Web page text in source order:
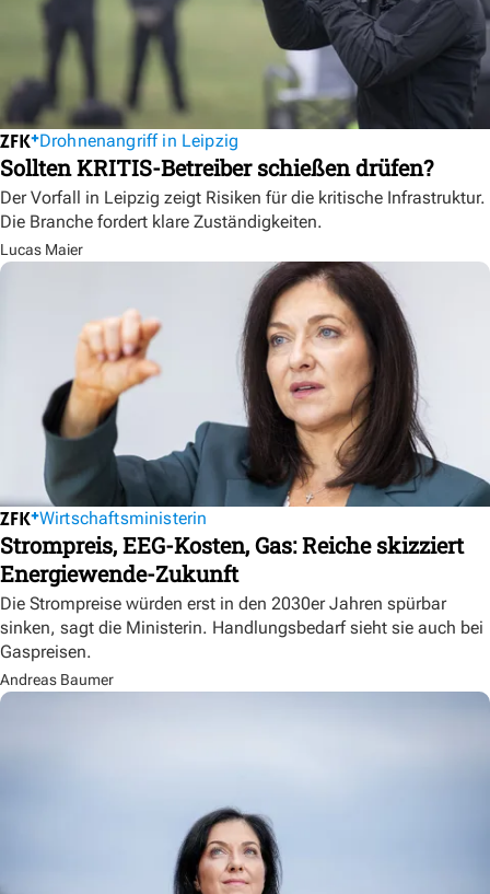
Drohnenangriff in Leipzig
Sollten KRITIS-Betreiber schießen drüfen?
Der Vorfall in Leipzig zeigt Risiken für die kritische Infrastruktur.
Die Branche fordert klare Zuständigkeiten.
Lucas Maier
Wirtschaftsministerin
Strompreis, EEG-Kosten, Gas: Reiche skizziert
Energiewende-Zukunft
Die Strompreise würden erst in den 2030er Jahren spürbar
sinken, sagt die Ministerin. Handlungsbedarf sieht sie auch bei
Gaspreisen.
Andreas Baumer